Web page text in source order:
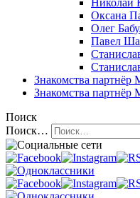
Николай
Оксана
Олег
Павел
Знакомства партнёр
Знакомства партнёр
Поиск
Поиск…